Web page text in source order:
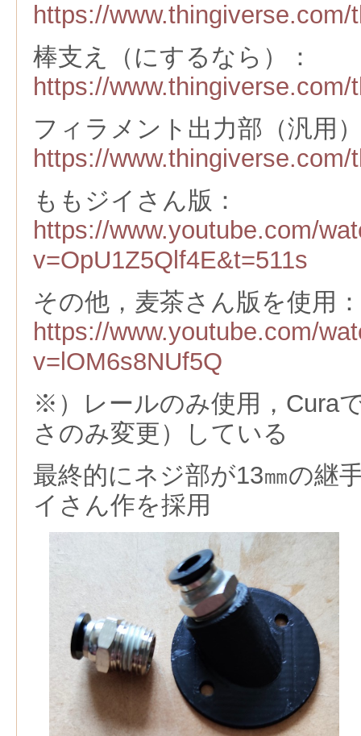
https://www.thingiverse.com/
棒支え（にするなら）：
https://www.thingiverse.com/
フィラメント出力部（汎用
https://www.thingiverse.com/
ももジイさん版：
https://www.youtube.com/
v=OpU1Z5Qlf4E&t=511s
その他，麦茶さん版を使用：
https://www.youtube.com/
v=lOM6s8NUf5Q
※）レールのみ使用，Cura
さのみ変更）している
最終的にネジ部が13㎜の継
イさん作を採用